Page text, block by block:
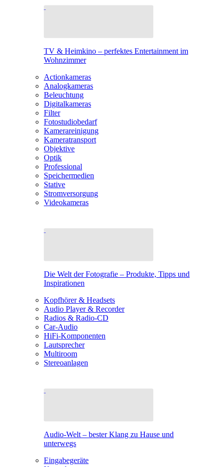
TV & Heimkino – perfektes Entertainment im
Wohnzimmer
Actionkameras
Analogkameras
Beleuchtung
Digitalkameras
Filter
Fotostudiobedarf
Kamerareinigung
Kameratransport
Objektive
Optik
Professional
Speichermedien
Stative
Stromversorgung
Videokameras
Die Welt der Fotografie – Produkte, Tipps und
Inspirationen
Kopfhörer & Headsets
Audio Player & Recorder
Radios & Radio-CD
Car-Audio
HiFi-Komponenten
Lautsprecher
Multiroom
Stereoanlagen
Audio-Welt – bester Klang zu Hause und
unterwegs
Eingabegeräte